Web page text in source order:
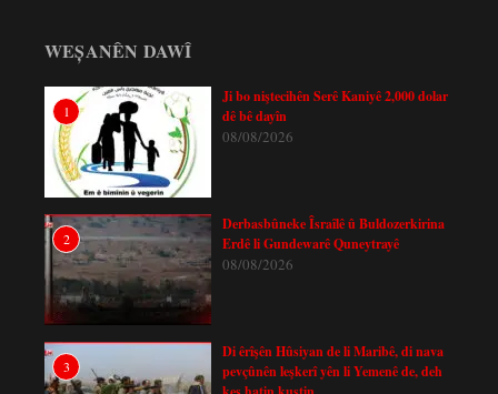
WEȘANÊN DAWÎ
1
Ji bo niştecihên Serê Kaniyê 2,000 dolar
dê bê dayîn
08/08/2026
2
Derbasbûneke Îsraîlê û Buldozerkirina
Erdê li Gundewarê Quneytrayê
08/08/2026
3
Di êrîşên Hûsiyan de li Maribê, di nava
pevçûnên leşkerî yên li Yemenê de, deh